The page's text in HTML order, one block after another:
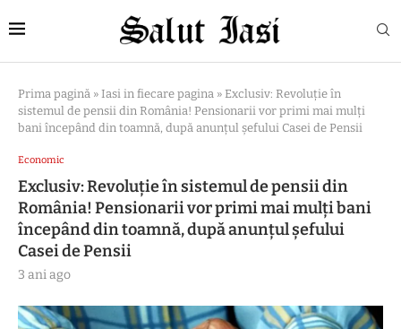
Prima pagină » Iasi in fiecare pagina » Exclusiv: Revoluție în
sistemul de pensii din România! Pensionarii vor primi mai mulți
bani începând din toamnă, după anunțul șefului Casei de Pensii
Economic
Exclusiv: Revoluție în sistemul de pensii din
România! Pensionarii vor primi mai mulți bani
începând din toamnă, după anunțul șefului
Casei de Pensii
3 ani ago